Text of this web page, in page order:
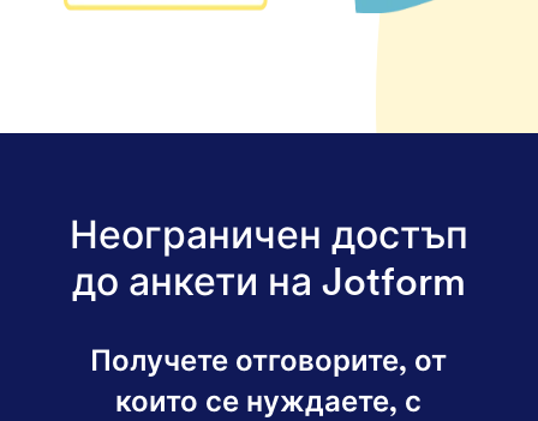
Неограничен достъп
до анкети на Jotform
Получете отговорите, от
които се нуждаете, с